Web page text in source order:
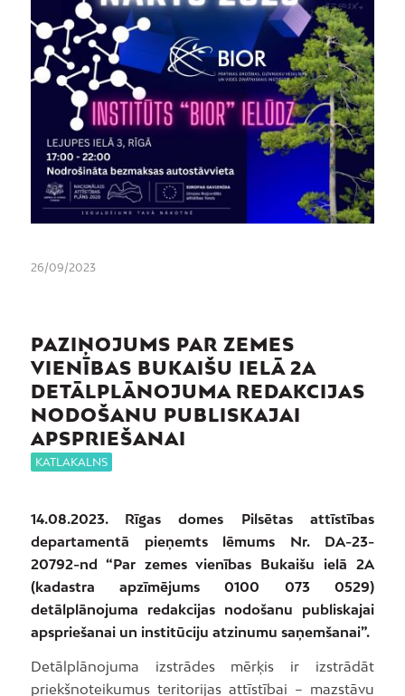
26/09/2023
PAZIŅOJUMS PAR ZEMES
VIENĪBAS BUKAIŠU IELĀ 2A
DETĀLPLĀNOJUMA REDAKCIJAS
NODOŠANU PUBLISKAJAI
APSPRIEŠANAI
KATLAKALNS
14.08.2023. Rīgas domes Pilsētas attīstības
departamentā pieņemts lēmums Nr. DA-23-
20792-nd “Par zemes vienības Bukaišu ielā 2A
(kadastra apzīmējums 0100 073 0529)
detālplānojuma redakcijas nodošanu publiskajai
apspriešanai un institūciju atzinumu saņemšanai”.
Detālplānojuma izstrādes mērķis ir izstrādāt
priekšnoteikumus teritorijas attīstībai – mazstāvu